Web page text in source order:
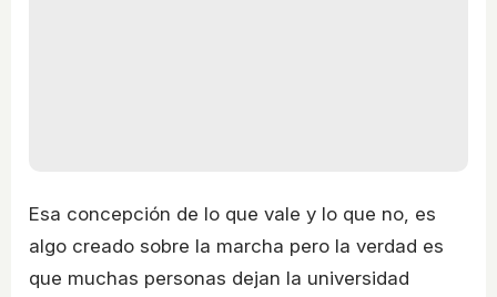
Esa concepción de lo que vale y lo que no, es
algo creado sobre la marcha pero la verdad es
que muchas personas dejan la universidad